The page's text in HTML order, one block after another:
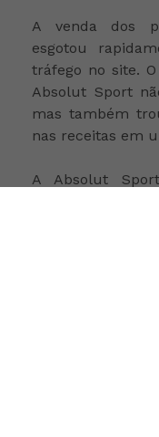
A venda dos
esgotou
tráfego no site.
Absolut Sport
mas também
nas receitas em
A Absolut